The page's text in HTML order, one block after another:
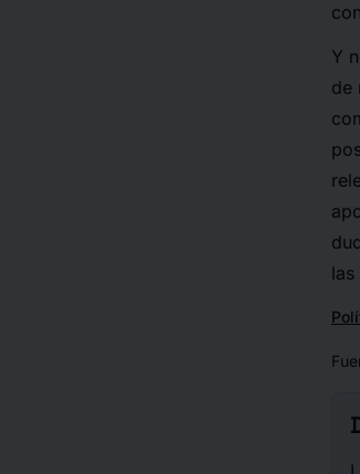
Y
de
las